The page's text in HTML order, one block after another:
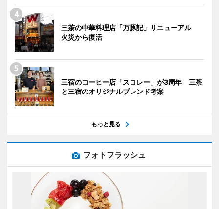
三茶の中華料理店「万豚記」リニューアル
火災から復活
三宿のコーヒー店「スコレー」が3周年 三茶
と三宿のオリジナルブレンド考案
もっと見る
フォトフラッシュ